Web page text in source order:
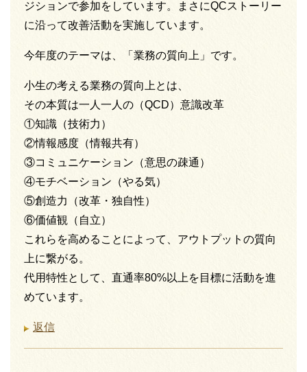
ジションで参加をしています。まさにQCストーリー
に沿って改善活動を実施しています。
今年度のテーマは、「業務の質向上」です。
小生の考える業務の質向上とは、
その本質は一人一人の（QCD）意識改革
①知識（技術力）
②情報感度（情報共有）
③コミュニケーション（意思の疎通）
④モチベーション（やる気）
⑤創造力（改革・独自性）
⑥価値観（自立）
これらを高めることによって、アウトプットの質向
上に繋がる。
代用特性として、直通率80%以上を目標に活動を進
めています。
返信